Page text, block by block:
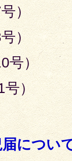
）
）
号）
）
につい